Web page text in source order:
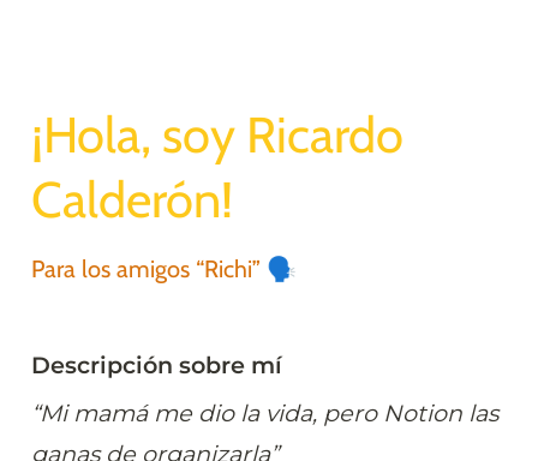
¡Hola, soy Ricardo
Calderón!
Para los amigos “Richi” 🗣️
Descripción sobre mí
“Mi mamá me dio la vida, pero Notion las
ganas de organizarla”